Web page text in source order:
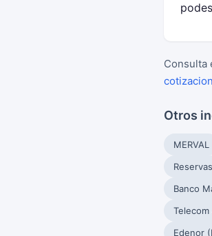
Consulta
Otros
MERVAL
Banco
Telecom
Edenor